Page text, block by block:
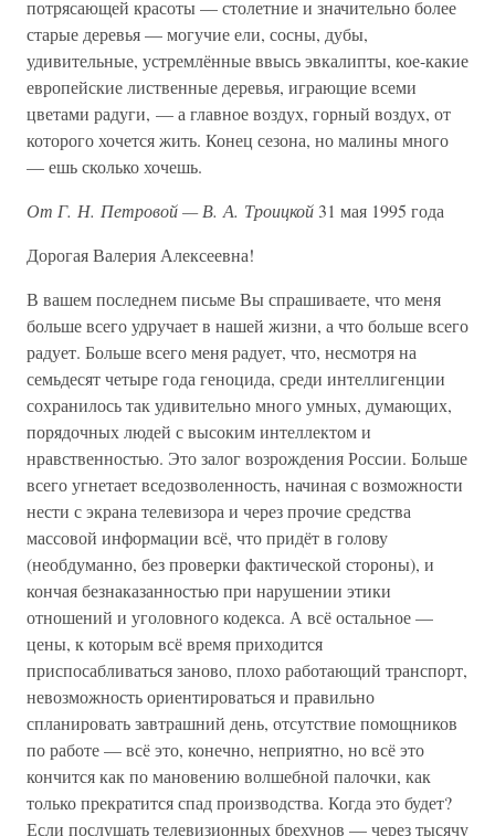
потрясающей красоты — столетние и значительно более
старые деревья — могучие ели, сосны, дубы,
удивительные, устремлённые ввысь эвкалипты, кое-какие
европейские лиственные деревья, играющие всеми
цветами радуги, — а главное воздух, горный воздух, от
которого хочется жить. Конец сезона, но малины много
— ешь сколько хочешь.
От Г. Н. Петровой — В. А. Троицкой 31 мая 1995 года
Дорогая Валерия Алексеевна!
В вашем последнем письме Вы спрашиваете, что меня
больше всего удручает в нашей жизни, а что больше всего
радует. Больше всего меня радует, что, несмотря на
семьдесят четыре года геноцида, среди интеллигенции
сохранилось так удивительно много умных, думающих,
порядочных людей с высоким интеллектом и
нравственностью. Это залог возрождения России. Больше
всего угнетает вседозволенность, начиная с возможности
нести с экрана телевизора и через прочие средства
массовой информации всё, что придёт в голову
(необдуманно, без проверки фактической стороны), и
кончая безнаказанностью при нарушении этики
отношений и уголовного кодекса. А всё остальное —
цены, к которым всё время приходится
приспосабливаться заново, плохо работающий транспорт,
невозможность ориентироваться и правильно
спланировать завтрашний день, отсутствие помощников
по работе — всё это, конечно, неприятно, но всё это
кончится как по мановению волшебной палочки, как
только прекратится спад производства. Когда это будет?
Если послушать телевизионных брехунов — через тысячу